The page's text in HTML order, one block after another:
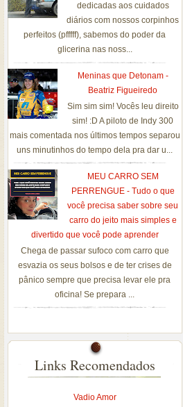
dedicadas aos cuidados
diários com nossos corpinhos
perfeitos (pfffff), sabemos do poder da
glicerina nas noss...
Meninas que Detonam -
Beatriz Figueiredo
Sim sim sim! Vocês leu direito
sim! :D A piloto de Indy 300
mais comentada nos últimos tempos separou
uns minutinhos do tempo dela pra dar u...
MEU CARRO SEM
PERRENGUE - Tudo o que
você precisa saber sobre seu
carro do jeito mais simples e
divertido que você pode aprender
Chega de passar sufoco com carro que
esvazia os seus bolsos e de ter crises de
pânico sempre que precisa levar ele pra
oficina! Se prepara ...
Links Recomendados
Vadio Amor